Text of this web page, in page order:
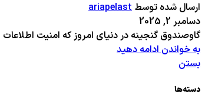
ارسال شده توسط ariapelast
دسامبر 2, 2025
گاوصندوق گنجینه در دنیای امروز که امنیت
به خواندن ادامه دهید
بستن
دسته‌ها